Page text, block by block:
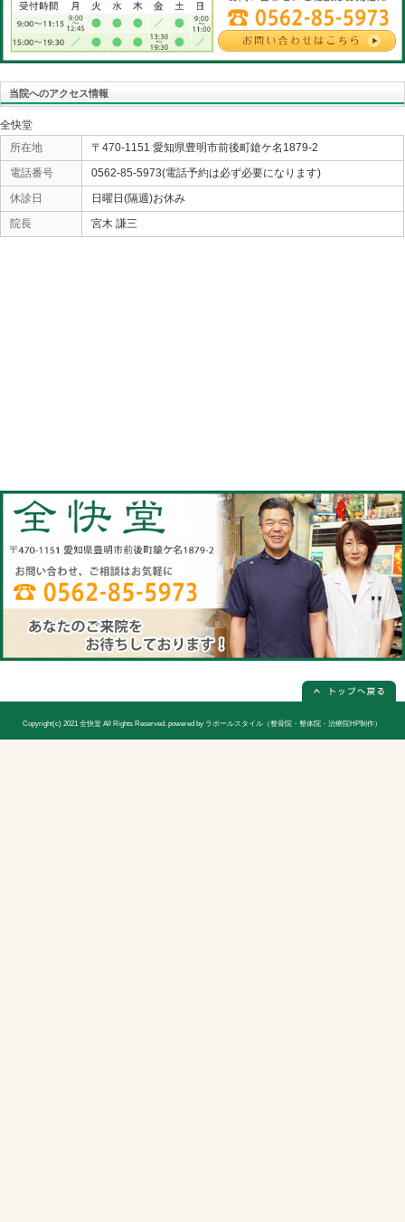
い。芸能人になったつもりで「文春砲」を気にするかの
良い人もいるかもしれません。眞子様のように一途な生
«ウオノメ
当院へのアクセス情報
全快堂
所在地
〒470-1151 愛知県豊明市前後町鎗ケ
電話番号
0562-85-5973(電話予約は必ず必要に
日曜日(隔週)お休み